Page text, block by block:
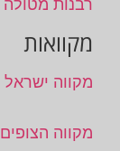
מקוואות
מקווה ישראל
מקווה הצופים